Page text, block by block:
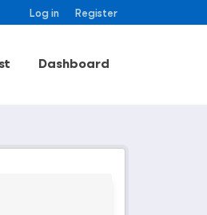
Log in Register
Dashboard